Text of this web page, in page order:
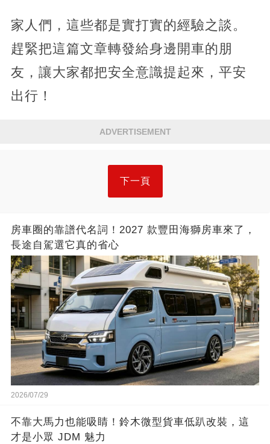
家人們，這些都是實打實的經驗之談。
趕緊把這篇文章轉發給身邊開車的朋
友，讓大家都把安全意識提起來，平安
出行！
ADVERTISEMENT
下一頁
房車圈的靠譜代名詞！2027 款豐田海獅房車來了，
長途自駕選它真的省心
2026/07/29
不靠大馬力也能吸睛！鈴木微型貨車低趴改裝，這
才是小眾 JDM 魅力